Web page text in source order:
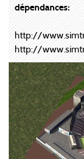
dépendances:
http://
http://